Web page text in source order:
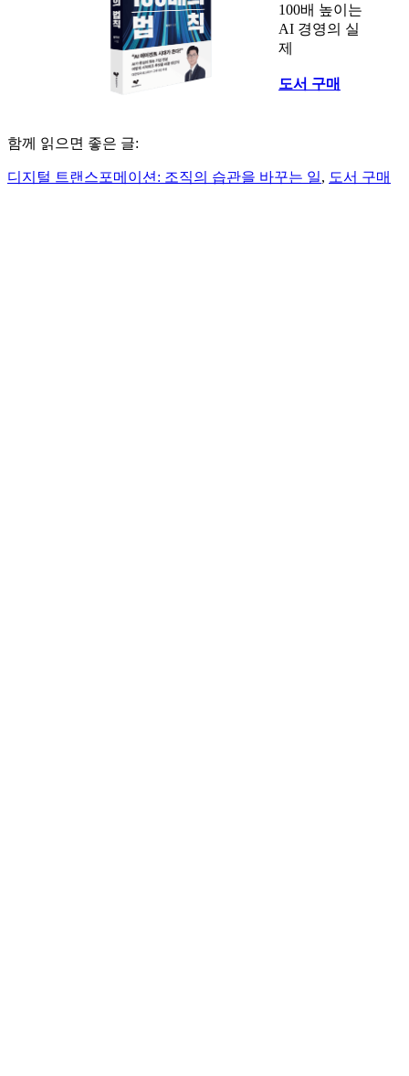
100배 높이는
AI 경영의 실
제
도서 구매
함께 읽으면 좋은 글:
디지털 트랜스포메이션: 조직의 습관을 바꾸는 일, 도서 구매